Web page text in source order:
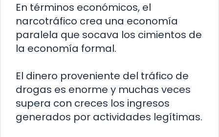
En términos económicos, el
narcotráfico crea una economía
paralela que socava los cimientos de
la economía formal.
El dinero proveniente del tráfico de
drogas es enorme y muchas veces
supera con creces los ingresos
generados por actividades legítimas.